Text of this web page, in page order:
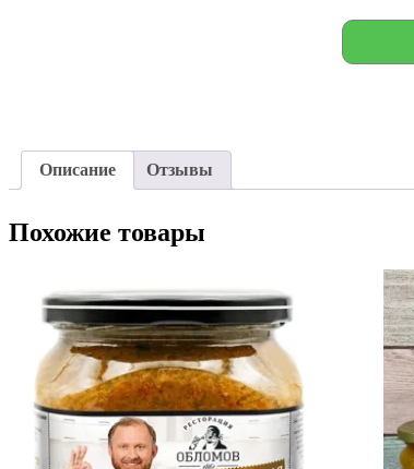
Описание Отзывы
Похожие товары